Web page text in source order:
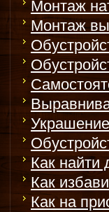
Монтаж
Монтаж
Как найти
Как
Как на